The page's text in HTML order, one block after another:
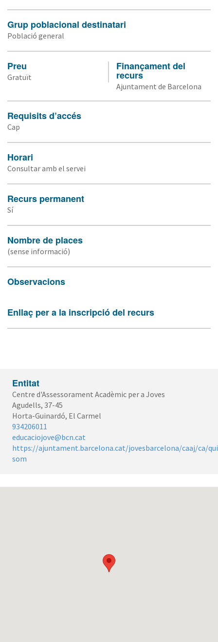
Grup poblacional destinatari
Població general
Preu
Gratuït
Finançament del
recurs
Ajuntament de Barcelona
Requisits d’accés
Cap
Horari
Consultar amb el servei
Recurs permanent
Sí
Nombre de places
(sense informació)
Observacions
Enllaç per a la inscripció del recurs
Entitat
Centre d'Assessorament Acadèmic per a Joves
Agudells, 37-45
Horta-Guinardó, El Carmel
934206011
educaciojove@bcn.cat
https://ajuntament.barcelona.cat/jovesbarcelona/caaj/ca/
som